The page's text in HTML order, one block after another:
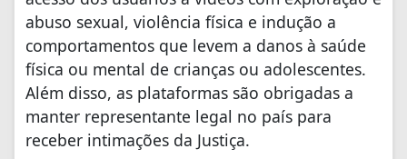
abuso sexual, violência física e indução a
comportamentos que levem a danos à saúde
física ou mental de crianças ou adolescentes.
Além disso, as plataformas são obrigadas a
manter representante legal no país para
receber intimações da Justiça.